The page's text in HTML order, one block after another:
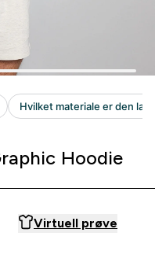
Hoodie
Virtuell prøve